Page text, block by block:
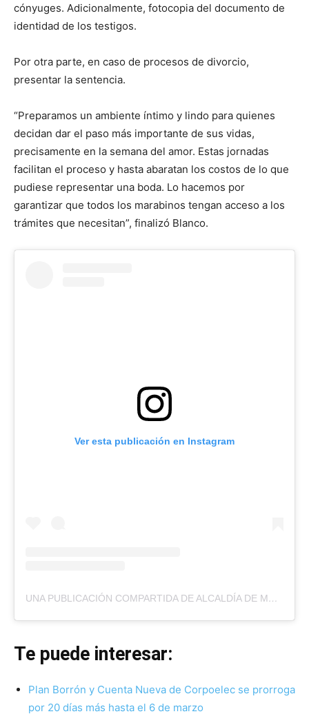
cónyuges. Adicionalmente, fotocopia del documento de
identidad de los testigos.
Por otra parte, en caso de procesos de divorcio,
presentar la sentencia.
“Preparamos un ambiente íntimo y lindo para quienes
decidan dar el paso más importante de sus vidas,
precisamente en la semana del amor. Estas jornadas
facilitan el proceso y hasta abaratan los costos de lo que
pudiese representar una boda. Lo hacemos por
garantizar que todos los marabinos tengan acceso a los
trámites que necesitan”, finalizó Blanco.
Ver esta publicación en Instagram
UNA PUBLICACIÓN COMPARTIDA DE ALCALDÍA DE MARACAIBO (@MCBOALCALDIA)
Te puede interesar:
Plan Borrón y Cuenta Nueva de Corpoelec se prorroga
por 20 días más hasta el 6 de marzo